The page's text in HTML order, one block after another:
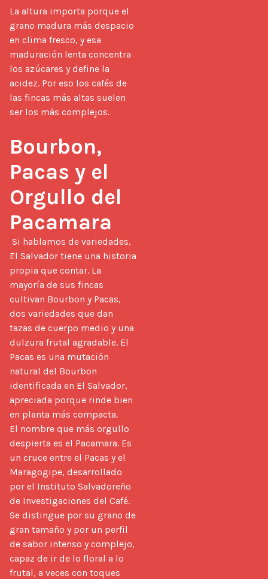
La altura importa porque el
grano madura más despacio
en clima fresco, y esa
maduración lenta concentra
los azúcares y define la
acidez. Por eso los cafés de
las fincas más altas suelen
ser los más complejos.
Bourbon,
Pacas y el
Orgullo del
Pacamara
El Salvador tiene una historia
propia que contar. La
mayoría de sus fincas
cultivan Bourbon y Pacas,
dos variedades que dan
tazas de cuerpo medio y una
dulzura frutal agradable. El
Pacas es una mutación
natural del Bourbon
identificada en El Salvador,
apreciada porque rinde bien
en planta más compacta.
El nombre que más orgullo
despierta es el Pacamara. Es
un cruce entre el Pacas y el
Maragogipe, desarrollado
por el Instituto Salvadoreño
de Investigaciones del Café.
Se distingue por su grano de
gran tamaño y por un perfil
de sabor intenso y complejo,
capaz de ir de lo floral a lo
frutal, a veces con toques